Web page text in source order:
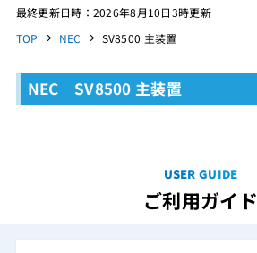
最終更新日時：2026年8月10日3時更新
TOP
NEC SV8500 主装置
NEC SV8500 主装置
USER GUIDE
ご利用ガイド